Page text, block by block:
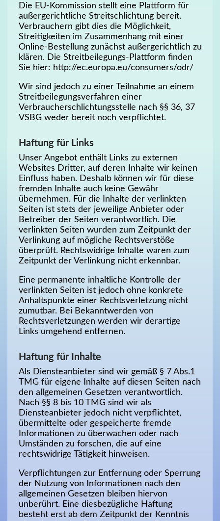
Die EU-Kommission stellt eine Plattform für
außergerichtliche Streitschlichtung bereit.
Verbrauchern gibt dies die Möglichkeit,
Streitigkeiten im Zusammenhang mit einer
Online-Bestellung zunächst außergerichtlich zu
klären. Die Streitbeilegungs-Plattform finden
Sie hier: http://ec.europa.eu/consumers/odr/
Wir sind jedoch zu einer Teilnahme an einem
Streitbeilegungsverfahren einer
Verbraucherschlichtungsstelle nach §§ 36, 37
VSBG weder bereit noch verpflichtet.
Haftung für Links
Unser Angebot enthält Links zu externen
Websites Dritter, auf deren Inhalte wir keinen
Einfluss haben. Deshalb können wir für diese
fremden Inhalte auch keine Gewähr
übernehmen. Für die Inhalte der verlinkten
Seiten ist stets der jeweilige Anbieter oder
Betreiber der Seiten verantwortlich. Die
verlinkten Seiten wurden zum Zeitpunkt der
Verlinkung auf mögliche Rechtsverstöße
überprüft. Rechtswidrige Inhalte waren zum
Zeitpunkt der Verlinkung nicht erkennbar.
Eine permanente inhaltliche Kontrolle der
verlinkten Seiten ist jedoch ohne konkrete
Anhaltspunkte einer Rechtsverletzung nicht
zumutbar. Bei Bekanntwerden von
Rechtsverletzungen werden wir derartige
Links umgehend entfernen.
Haftung für Inhalte
Als Diensteanbieter sind wir gemäß § 7 Abs.1
TMG für eigene Inhalte auf diesen Seiten nach
den allgemeinen Gesetzen verantwortlich.
Nach §§ 8 bis 10 TMG sind wir als
Diensteanbieter jedoch nicht verpflichtet,
übermittelte oder gespeicherte fremde
Informationen zu überwachen oder nach
Umständen zu forschen, die auf eine
rechtswidrige Tätigkeit hinweisen.
Verpflichtungen zur Entfernung oder Sperrung
der Nutzung von Informationen nach den
allgemeinen Gesetzen bleiben hiervon
unberührt. Eine diesbezügliche Haftung
besteht erst ab dem Zeitpunkt der Kenntnis